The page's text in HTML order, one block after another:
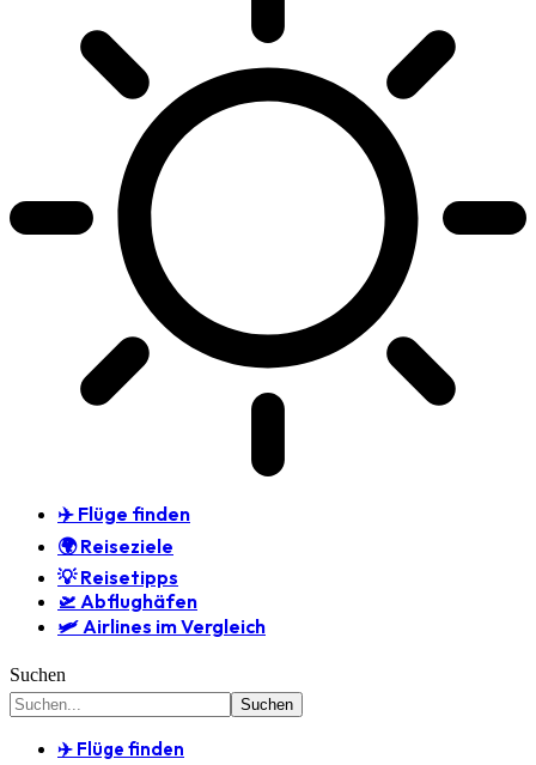
✈️ Flüge finden
🌍 Reiseziele
💡 Reisetipps
🛫 Abflughäfen
🛩️ Airlines im Vergleich
Suchen
✈️ Flüge finden